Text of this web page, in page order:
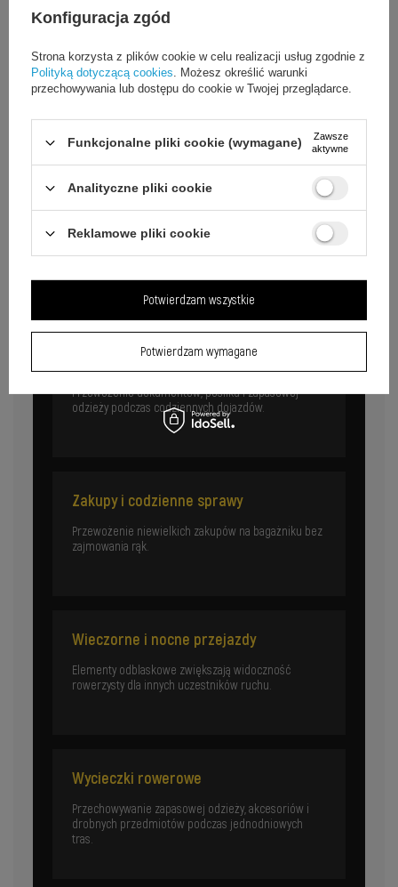
Zastosowania sakwy rowerowej
WSR-01B
rowerowych każdego użytkownika.
Dojazdy do pracy
Przewożenie dokumentów, posiłku i zapasowej
odzieży podczas codziennych dojazdów.
Zakupy i codzienne sprawy
Przewożenie niewielkich zakupów na bagażniku bez
zajmowania rąk.
Wieczorne i nocne przejazdy
Elementy odblaskowe zwiększają widoczność
rowerzysty dla innych uczestników ruchu.
Wycieczki rowerowe
Przechowywanie zapasowej odzieży, akcesoriów i
drobnych przedmiotów podczas jednodniowych
tras.
Konfiguracja zgód
Strona korzysta z plików cookie w celu realizacji usług zgodnie z
Polityką dotyczącą cookies . Możesz określić warunki
przechowywania lub dostępu do cookie w Twojej przeglądarce.
Funkcjonalne pliki cookie (wymagane)
Zawsze
aktywne
Analityczne pliki cookie
Reklamowe pliki cookie
Potwierdzam wymagane
Potwierdzam wszystkie